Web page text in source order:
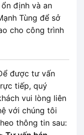
định và an
Tùng để sở
cho công trình
được tư vấn
tiếp, quý
vui lòng liên
với chúng tôi
thông tin sau: